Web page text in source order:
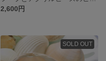
2,600円
SOLD OUT